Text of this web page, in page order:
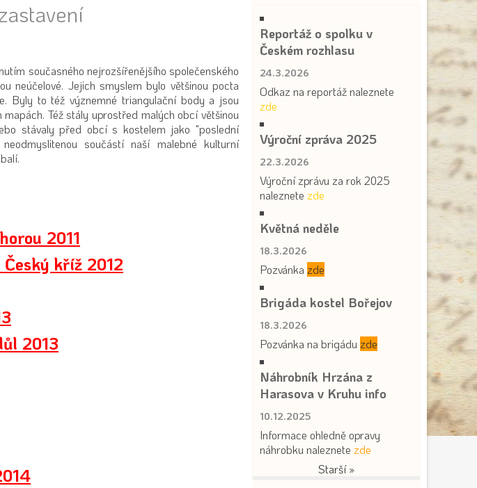
Reportáž o spolku v
Českém rozhlasu
24.3.2026
Odkaz na reportáž naleznete
zde
Výroční zpráva 2025
22.3.2026
Výroční zprávu za rok 2025
naleznete zde
Květná neděle
18.3.2026
Pozvánka zde
Brigáda kostel Bořejov
18.3.2026
Pozvánka na brigádu zde
Náhrobník Hrzána z
Harasova v Kruhu info
10.12.2025
Informace ohledně opravy
náhrobku naleznete zde
Starší »
současného nejrozšířenějšího společenského
neúčelové. Jejich smyslem bylo většinou pocta
Byly to též význemné triangulační body a jsou
Též stály uprostřed malých obcí většinou
stávaly před obcí s kostelem jako "poslední
součástí naší malebné kulturní
2011
kříž 2012
2013